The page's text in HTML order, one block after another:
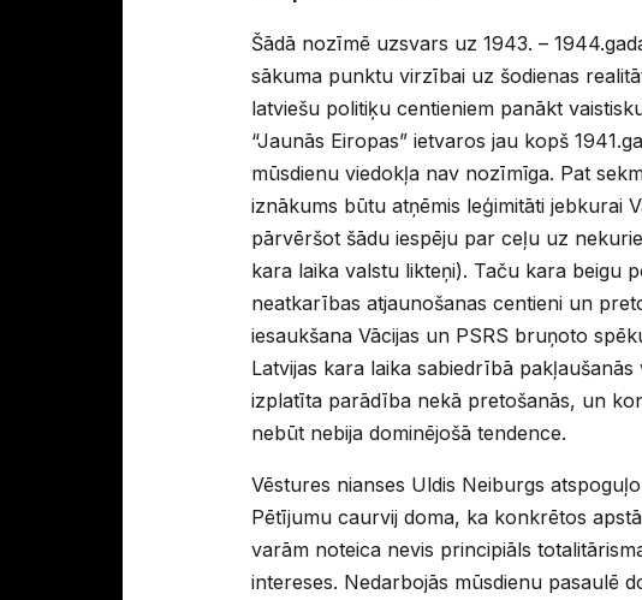
Šādā nozīmē uzsvars uz 1943. –
sākuma punktu virzībai uz šodienas
latviešu politiķu centieniem panākt
“Jaunās Eiropas” ietvaros jau kopš
mūsdienu viedokļa nav nozīmīga. Pat
iznākums būtu atņēmis leģimitāti jebkurai
pārvēršot šādu iespēju par ceļu uz
kara laika valstu likteņi). Taču kara beigu
neatkarības atjaunošanas centieni un
iesaukšana Vācijas un PSRS bruņoto
Latvijas kara laika sabiedrībā
izplatīta parādība nekā pretošanās, un
nebūt nebija dominējošā tendence.
Vēstures nianses Uldis Neiburgs
Pētījumu caurvij doma, ka konkrētos
varām noteica nevis principiāls
intereses. Nedarbojās mūsdienu pasaulē